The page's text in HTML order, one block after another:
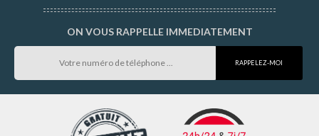
ON VOUS RAPPELLE IMMEDIATEMENT